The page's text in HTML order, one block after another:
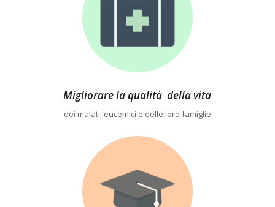
Migliorare la qualità della vita
dei malati leucemici e delle loro famiglie